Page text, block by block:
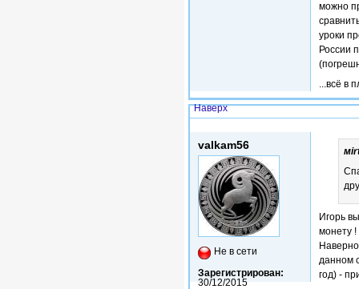
можно
уроки
России
...всё в
Наверх
valkam56
Не в сети
Зарегистрирован:
30/12/2015
Игорь
монету !
данном
год) -